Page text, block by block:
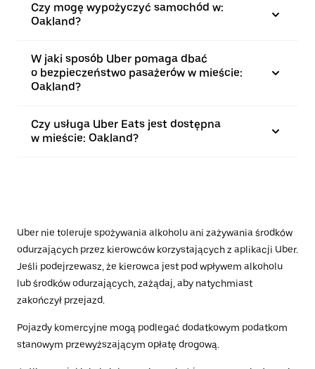
Czy mogę wypożyczyć samochód w:
Oakland?
W jaki sposób Uber pomaga dbać
o bezpieczeństwo pasażerów w mieście:
Oakland?
Czy usługa Uber Eats jest dostępna
w mieście: Oakland?
Uber nie toleruje spożywania alkoholu ani zażywania środków
odurzających przez kierowców korzystających z aplikacji Uber.
Jeśli podejrzewasz, że kierowca jest pod wpływem alkoholu
lub środków odurzających, zażądaj, aby natychmiast
zakończył przejazd.
Pojazdy komercyjne mogą podlegać dodatkowym podatkom
stanowym przewyższającym opłatę drogową.